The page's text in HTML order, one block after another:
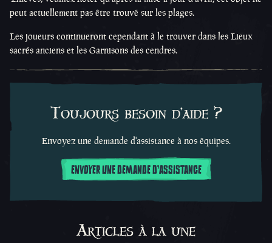
peut actuellement pas être trouvé sur les plages.
Les joueurs continueront cependant à le trouver dans les Lieux
sacrés anciens et les Garnisons des cendres.
Toujours besoin d'aide ?
Envoyez une demande d'assistance à nos équipes.
ENVOYER UNE DEMANDE D'ASSISTANCE
Articles à la une